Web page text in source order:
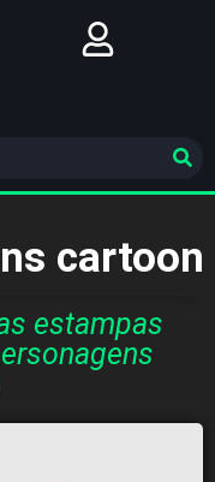
cartoon
estampas